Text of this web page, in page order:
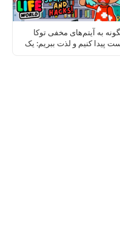
به آیتم‌های مخفی توکا
پیدا کنیم و لذت ببریم: یک